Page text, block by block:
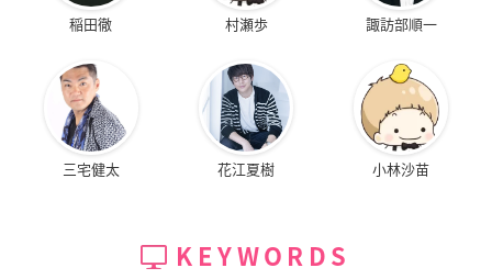
稲田徹 村瀬歩 諏訪部順一
三宅健太 花江夏樹 小林沙苗
KEYWORDS